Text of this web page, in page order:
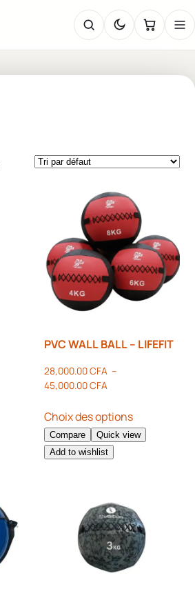
PVC WALL BALL – LIFEFIT
28,000.00CFA –
45,000.00CFA
Choix des options
Compare
Quick view
Add to wishlist